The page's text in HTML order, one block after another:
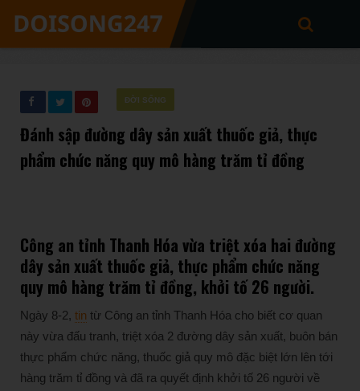
ĐỜI SỐNG
Đánh sập đường dây sản xuất thuốc giả, thực
phẩm chức năng quy mô hàng trăm tỉ đồng
Công an tỉnh Thanh Hóa vừa triệt xóa hai đường
dây sản xuất thuốc giả, thực phẩm chức năng
quy mô hàng trăm tỉ đồng, khởi tố 26 người.
Ngày 8-2, tin từ Công an tỉnh Thanh Hóa cho biết cơ quan
này vừa đấu tranh, triệt xóa 2 đường dây sản xuất, buôn bán
thực phẩm chức năng, thuốc giả quy mô đặc biệt lớn lên tới
hàng trăm tỉ đồng và đã ra quyết định khởi tố 26 người về